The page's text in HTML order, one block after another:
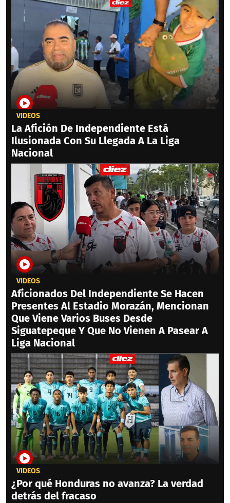
VIDEOS
La Afición De Independiente Está
Ilusionada Con Su Llegada A La Liga
Nacional
VIDEOS
Aficionados Del Independiente Se Hacen
Presentes Al Estadio Morazán, Mencionan
Que Viene Varios Buses Desde
Siguatepeque Y Que No Vienen A Pasear A
Liga Nacional
VIDEOS
¿Por qué Honduras no avanza? La verdad
detrás del fracaso